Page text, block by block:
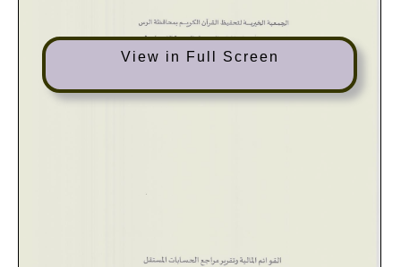
View in Full Screen